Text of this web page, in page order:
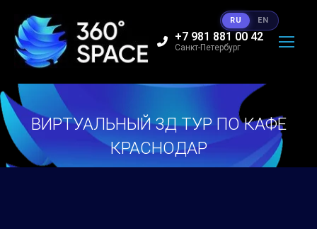
+7 981 881 00 42
Санкт-Петербург
ВИРТУАЛЬНЫЙ 3Д ТУР ПО КАФЕ
КРАСНОДАР
Вы здесь:
RU EN